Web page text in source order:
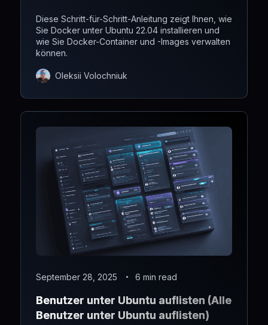
Diese Schritt-für-Schritt-Anleitung zeigt Ihnen, wie
Sie Docker unter Ubuntu 22.04 installieren und
wie Sie Docker-Container und -Images verwalten
können.
Oleksii Volochniuk
September 28, 2025 6 min read
Benutzer unter Ubuntu auflisten (Alle
Benutzer unter Ubuntu auflisten)